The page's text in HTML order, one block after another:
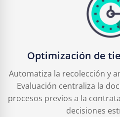
Optimización de
Automatiza la recolección y
Evaluación centraliza la
procesos previos a la
decisiones